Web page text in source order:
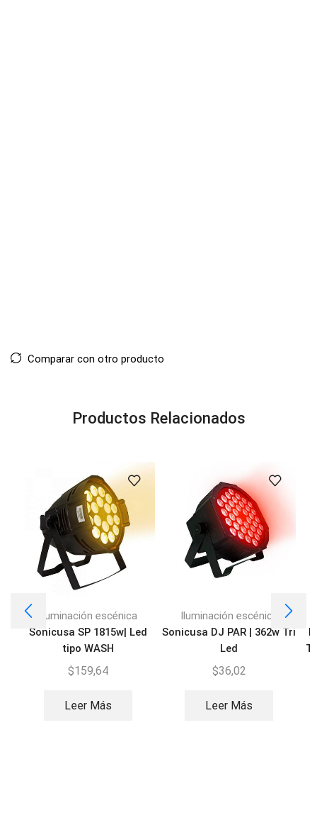
Comparar con otro producto
Productos Relacionados
Iluminación escénica
Sonicusa SP 1815w| Led
tipo WASH
$159,64
Leer Más
Iluminación escénica
Sonicusa DJ PAR | 362w Tri
Led
$36,02
Leer Más